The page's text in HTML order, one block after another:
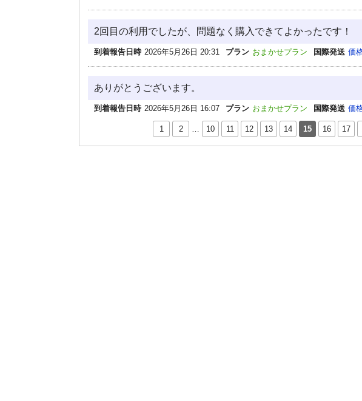
2回目の利用でしたが、問題なく購入できてよかったです！
到着報告日時 2026年5月26日 20:31 プラン おまかせプラン 国際発送 価
ありがとうございます。
到着報告日時 2026年5月26日 16:07 プラン おまかせプラン 国際発送 価
1 2 … 10 11 12 13 14 15 16 17